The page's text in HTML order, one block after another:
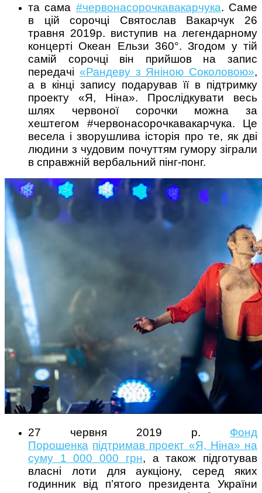
та сама #червонасорочкавакарчука. Саме
в цій сорочці Святослав Вакарчук 26
травня 2019р. виступив на легендарному
концерті Океан Ельзи 360°. Згодом у тій
самій сорочці він прийшов на запис
передачі «Рандеву з Яніною Соколовою»,
а в кінці запису подарував її в підтримку
проекту «Я, Ніна». Прослідкувати весь
шлях червоної сорочки можна за
хештегом #червонасорочкавакарчука. Це
весела і зворушлива історія про те, як дві
людини з чудовим почуттям гумору зіграли
в справжній вербальний пінг-понг.
27 червня 2019 р. Фонд
Порошенка підтримав проект «Я, Ніна» на
суму 1 000 000 грн, а також підготував
власні лоти для аукціону, серед яких
годинник від п’ятого президента України